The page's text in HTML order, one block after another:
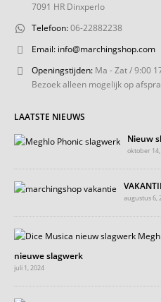
7091 HR Dinxperlo
Telefoon:06-22882238
Email: info@marchingshop.com
Openingstijden: Ma - Zat / 9:00
Bezoek alleen mogelijk op
LAATSTE NIEUWS
Nieuw
oktober
augustus 6,
nieuwe slagwerk
juli 1, 2024